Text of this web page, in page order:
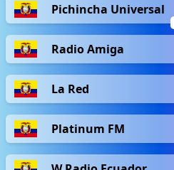
Pichincha Universal
Radio Amiga
La Red
Platinum FM